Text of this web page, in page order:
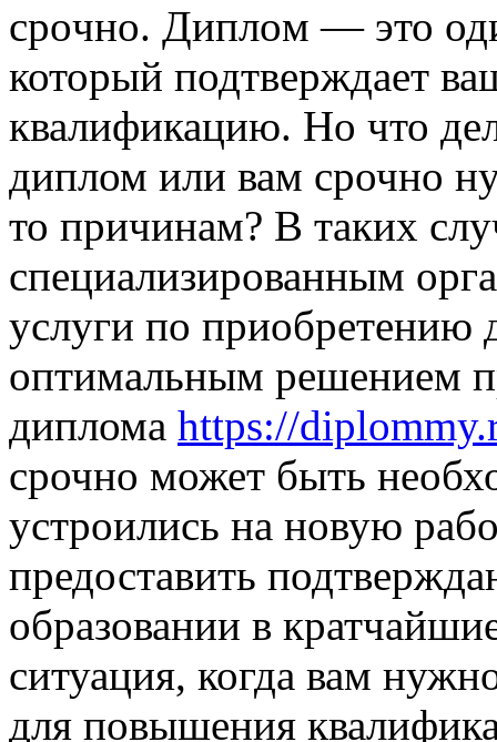
срoчнo. Диплoм — это
который подтверждает
квалификацию. Но что
диплом или вам срочно
то причинам? В таких
специализированным
услуги по приобретению
оптимальным решением
диплома https://
срочно может быть
устроились на новую
предоставить
образовании в
ситуация, когда вам
для повышения